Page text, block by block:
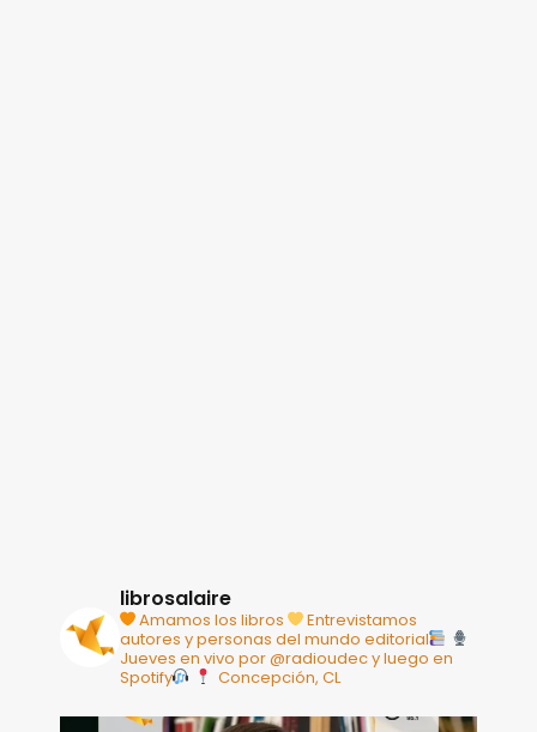
librosalaire
Amamos los libros
Entrevistamos
autores y personas del mundo editorial
Jueves en vivo por @radioudec y luego en
Spotify
Concepción, CL